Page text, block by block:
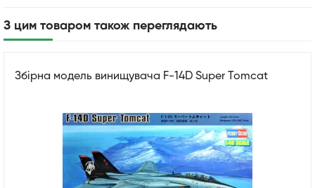
З цим товаром також переглядають
Збірна модель винищувача F-14D Super Tomcat